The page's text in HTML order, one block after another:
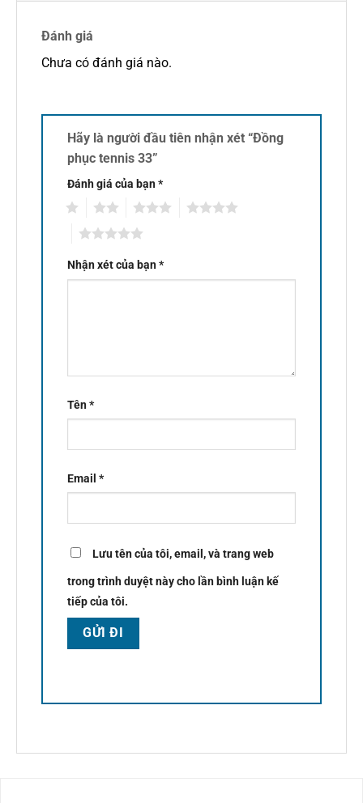
Đánh giá
Chưa có đánh giá nào.
Hãy là người đầu tiên nhận xét “Đồng
phục tennis 33”
Đánh giá của bạn*
Nhận xét của bạn*
Tên*
Email *
Lưu tên của tôi, email, và trang web
trong trình duyệt này cho lần bình luận kế
tiếp của tôi.